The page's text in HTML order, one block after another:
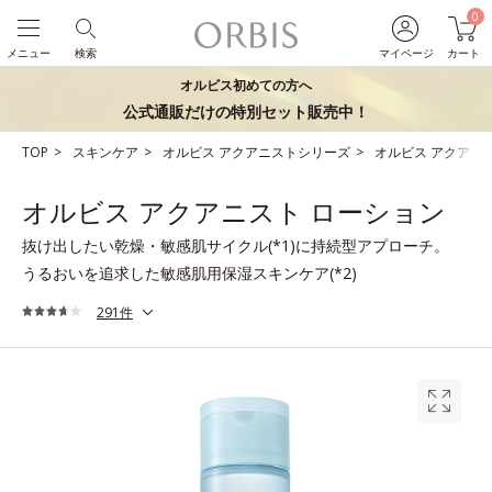
マイページ
0
カート
検索
メニュー
オルビス初めての方へ
公式通販だけの特別セット販売中！
TOP スキンケア オルビス アクアニストシリーズ オルビス アクアニ
オルビス アクアニスト ローション
抜け出したい乾燥・敏感肌サイクル(*1)に持続型アプローチ。
うるおいを追求した敏感肌用保湿スキンケア(*2)
291件